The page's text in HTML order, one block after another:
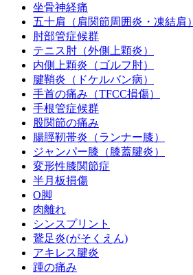
坐骨神経痛
五十肩（肩関節周囲炎・凍結肩）
肘部管症候群
テニス肘（外側上顆炎）
内側上顆炎（ゴルフ肘）
腱鞘炎（ドケルバン病）
手首の痛み（TFCC損傷）
手根管症候群
股関節の痛み
腸脛靭帯炎（ランナー膝）
ジャンパー膝（膝蓋腱炎）
変形性膝関節症
半月板損傷
O脚
肉離れ
シンスプリント
鵞足炎(がそくえん)
アキレス腱炎
踵の痛み